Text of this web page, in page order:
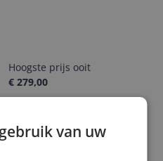
Hoogste prijs ooit
€ 279,00
09-08-2026van uw